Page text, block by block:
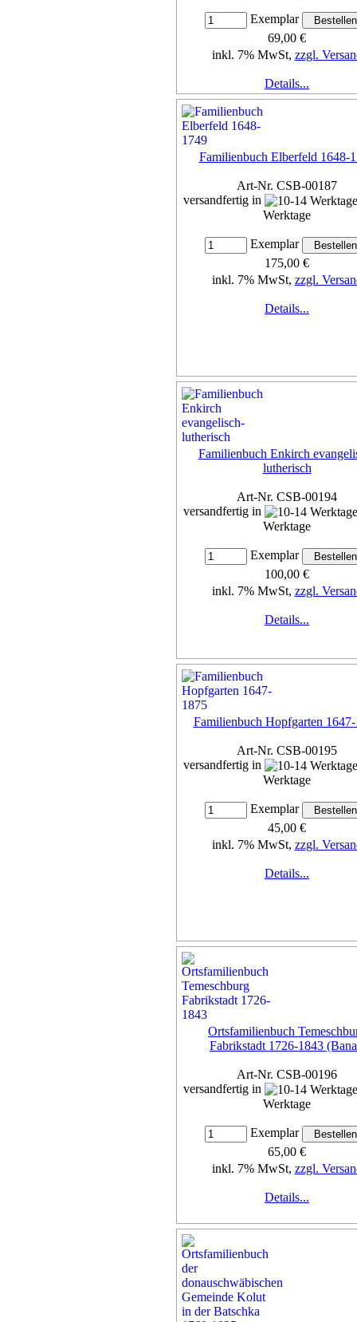
Exemplar
69,00 €
inkl. 7% MwSt, zzgl.
Details...
Familienbuch Elberfeld 1648-
Art-Nr. CSB-00187
versandfertig in
Werktage
Exemplar
175,00 €
inkl. 7% MwSt, zzgl.
Details...
Familienbuch Enkirch
lutherisch
Art-Nr. CSB-00194
versandfertig in
Werktage
Exemplar
100,00 €
inkl. 7% MwSt, zzgl.
Details...
Familienbuch Hopfgarten
Art-Nr. CSB-00195
versandfertig in
Werktage
Exemplar
45,00 €
inkl. 7% MwSt, zzgl.
Details...
Ortsfamilienbuch
Fabrikstadt 1726-1843
Art-Nr. CSB-00196
versandfertig in
Werktage
Exemplar
65,00 €
inkl. 7% MwSt, zzgl.
Details...